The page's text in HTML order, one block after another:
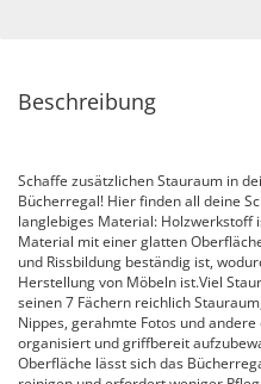
Beschreibung
Schaffe zusätzlichen Stauraum in
Bücherregal! Hier finden all deine
langlebiges Material: Holzwerkstoff
Material mit einer glatten
und Rissbildung beständig ist,
Herstellung von Möbeln ist.Viel
seinen 7 Fächern reichlich
Nippes, gerahmte Fotos und
organisiert und griffbereit
Oberfläche lässt sich das